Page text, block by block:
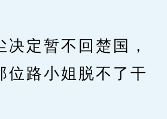
定暂不回楚国，
位路小姐脱不了干